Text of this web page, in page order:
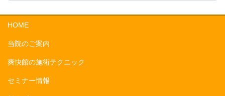
HOME
当院のご案内
爽快館の施術テクニック
セミナー情報